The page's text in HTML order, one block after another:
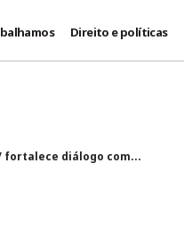
Direito e políticas
fortalece diálogo com...